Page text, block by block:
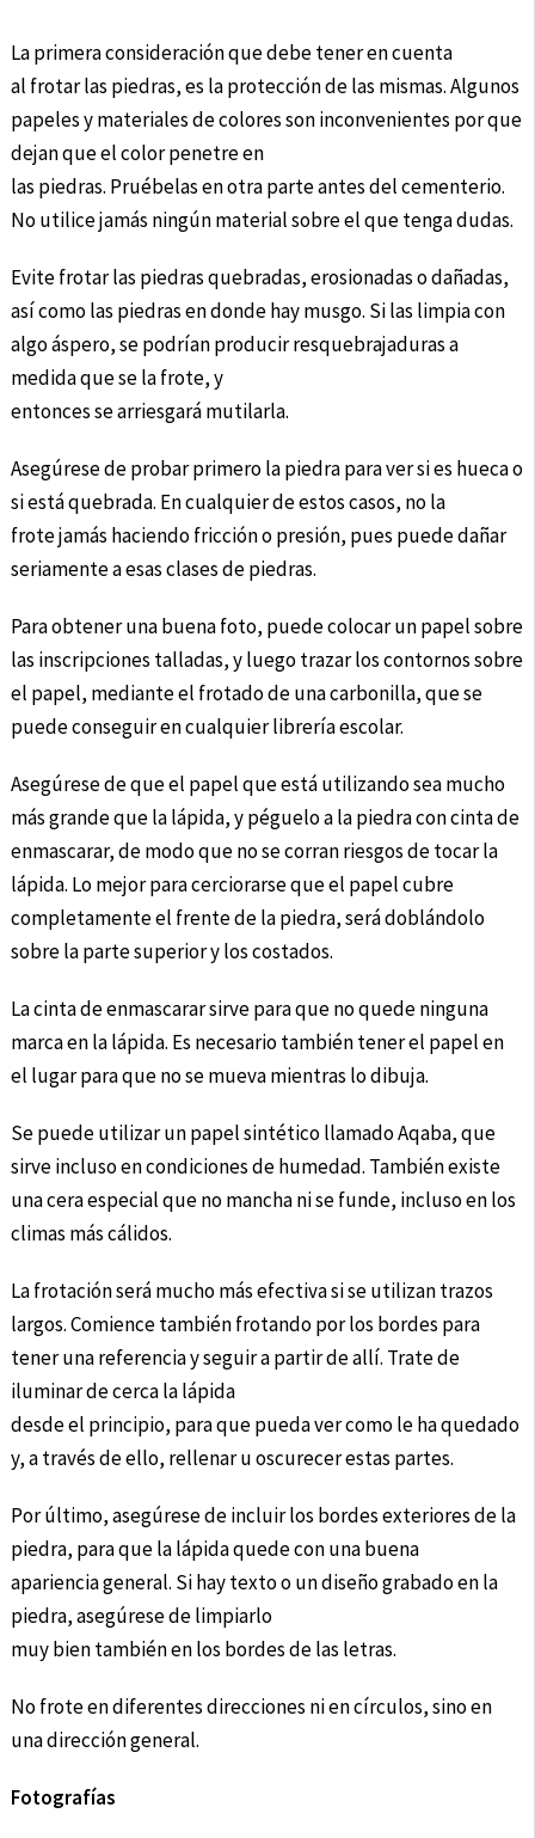
La primera consideración que debe tener en cuenta
al frotar las piedras, es la protección de las mismas. Algunos
papeles y materiales de colores son inconvenientes por que
dejan que el color penetre en
las piedras. Pruébelas en otra parte antes del cementerio.
No utilice jamás ningún material sobre el que tenga dudas.
Evite frotar las piedras quebradas, erosionadas o dañadas,
así como las piedras en donde hay musgo. Si las limpia con
algo áspero, se podrían producir resquebrajaduras a
medida que se la frote, y
entonces se arriesgará mutilarla.
Asegúrese de probar primero la piedra para ver si es hueca o
si está quebrada. En cualquier de estos casos, no la
frote jamás haciendo fricción o presión, pues puede dañar
seriamente a esas clases de piedras.
Para obtener una buena foto, puede colocar un papel sobre
las inscripciones talladas, y luego trazar los contornos sobre
el papel, mediante el frotado de una carbonilla, que se
puede conseguir en cualquier librería escolar.
Asegúrese de que el papel que está utilizando sea mucho
más grande que la lápida, y péguelo a la piedra con cinta de
enmascarar, de modo que no se corran riesgos de tocar la
lápida. Lo mejor para cerciorarse que el papel cubre
completamente el frente de la piedra, será doblándolo
sobre la parte superior y los costados.
La cinta de enmascarar sirve para que no quede ninguna
marca en la lápida. Es necesario también tener el papel en
el lugar para que no se mueva mientras lo dibuja.
Se puede utilizar un papel sintético llamado Aqaba, que
sirve incluso en condiciones de humedad. También existe
una cera especial que no mancha ni se funde, incluso en los
climas más cálidos.
La frotación será mucho más efectiva si se utilizan trazos
largos. Comience también frotando por los bordes para
tener una referencia y seguir a partir de allí. Trate de
iluminar de cerca la lápida
desde el principio, para que pueda ver como le ha quedado
y, a través de ello, rellenar u oscurecer estas partes.
Por último, asegúrese de incluir los bordes exteriores de la
piedra, para que la lápida quede con una buena
apariencia general. Si hay texto o un diseño grabado en la
piedra, asegúrese de limpiarlo
muy bien también en los bordes de las letras.
No frote en diferentes direcciones ni en círculos, sino en
una dirección general.
Fotografías